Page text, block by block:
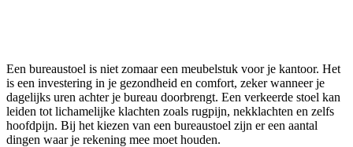
Een bureaustoel is niet zomaar een meubelstuk voor je kantoor. Het
is een investering in je gezondheid en comfort, zeker wanneer je
dagelijks uren achter je bureau doorbrengt. Een verkeerde stoel kan
leiden tot lichamelijke klachten zoals rugpijn, nekklachten en zelfs
hoofdpijn. Bij het kiezen van een bureaustoel zijn er een aantal
dingen waar je rekening mee moet houden.